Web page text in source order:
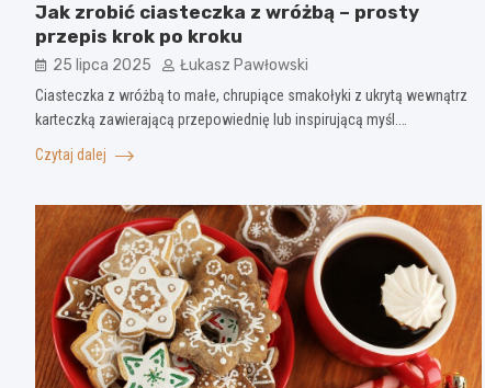
Jak zrobić ciasteczka z wróżbą – prosty
przepis krok po kroku
25 lipca 2025 Łukasz Pawłowski
Ciasteczka z wróżbą to małe, chrupiące smakołyki z ukrytą wewnątrz
karteczką zawierającą przepowiednię lub inspirującą myśl.…
Czytaj dalej